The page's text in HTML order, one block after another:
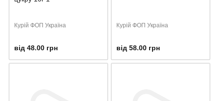
Курій ФОП Україна
від 48.00 грн
Курій ФОП Україна
від 58.00 грн